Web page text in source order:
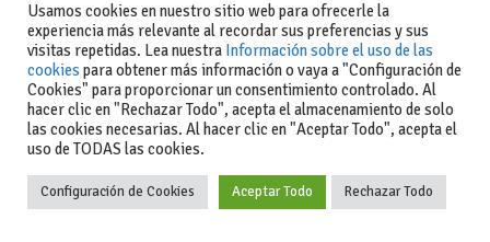
Ago 03, 2026 74 0 0
La Junta implementa mejoras en la
A381 por Los Barrios
Usamos cookies en nuestro sitio web para ofrecerle la
experiencia más relevante al recordar sus preferencias y sus
visitas repetidas. Lea nuestra Información sobre el uso de las
cookies para obtener más información o vaya a "Configuración de
Cookies" para proporcionar un consentimiento controlado. Al
hacer clic en "Rechazar Todo", acepta el almacenamiento de solo
las cookies necesarias. Al hacer clic en "Aceptar Todo", acepta el
uso de TODAS las cookies.
Configuración de Cookies Aceptar Todo Rechazar Todo